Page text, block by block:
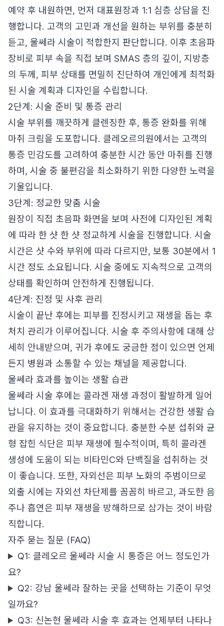
예약 후 내원하면, 먼저 대표원장과 1:1 심층 상담을 진
행합니다. 고객의 고민과 개선을 원하는 부위를 충분히
듣고, 울쎄라 시술이 적합한지 판단합니다. 이후 초음파
장비로 피부 속을 직접 보며 SMAS 층의 깊이, 지방층
의 두께, 피부 상태를 면밀히 진단하여 개인에게 최적화
된 시술 계획과 디자인을 수립합니다.
2단계: 시술 준비 및 통증 관리
시술 부위를 깨끗하게 클렌징한 후, 통증 완화를 위해
마취 크림을 도포합니다. 클레오르의원에서는 고객의
통증 민감도를 고려하여 충분한 시간 동안 마취를 진행
하며, 시술 중 불편감을 최소화하기 위한 다양한 노력을
기울입니다.
3단계: 정교한 맞춤 시술
원장이 직접 초음파 화면을 보며 사전에 디자인된 계획
에 따라 한 샷 한 샷 정교하게 시술을 진행합니다. 시술
시간은 샷 수와 부위에 따라 다르지만, 보통 30분에서 1
시간 정도 소요됩니다. 시술 중에도 지속적으로 고객의
상태를 확인하며 안전하게 진행됩니다.
4단계: 진정 및 사후 관리
시술이 끝난 후에는 피부를 진정시키고 재생을 돕는 후
처치 관리가 이루어집니다. 시술 후 주의사항에 대해 상
세히 안내받으며, 귀가 후에도 궁금한 점이 있으면 언제
든지 병원과 소통할 수 있는 채널을 제공합니다.
울쎄라 효과를 높이는 생활 습관
울쎄라 시술 후에는 콜라겐 재생 과정이 활발하게 일어
납니다. 이 효과를 극대화하기 위해서는 건강한 생활 습
관을 유지하는 것이 중요합니다. 충분한 수분 섭취와 균
형 잡힌 식단은 피부 재생에 필수적이며, 특히 콜라겐
생성에 도움이 되는 비타민C와 단백질을 섭취하는 것
이 좋습니다. 또한, 자외선은 피부 노화의 주범이므로
외출 시에는 자외선 차단제를 꼼꼼히 바르고, 과도한 음
주나 흡연은 피부 재생을 방해하므로 삼가는 것이 바람
직합니다.
자주 묻는 질문 (FAQ)
Q1: 클레오르 울쎄라 시술 시 통증은 어느 정도인가
요?
Q2: 강남 울쎄라 잘하는 곳을 선택하는 기준이 무엇
일까요?
Q3: 신논현 울쎄라 시술 후 효과는 언제부터 나타나